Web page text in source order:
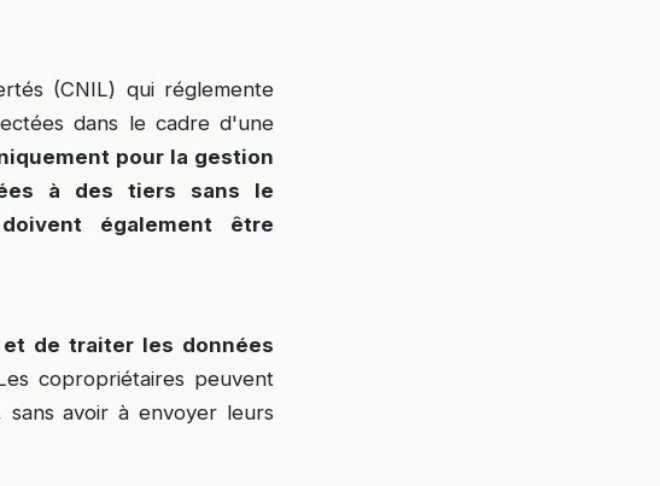
(CNIL) qui réglemente
dans le cadre d'une
pour la gestion
à des tiers sans le
également être
de traiter les données
copropriétaires peuvent
avoir à envoyer leurs